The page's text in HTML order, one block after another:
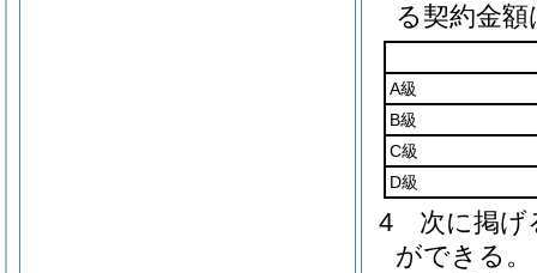
る契約金
A級
B級
C級
D級
4
次に掲げ
ができる。